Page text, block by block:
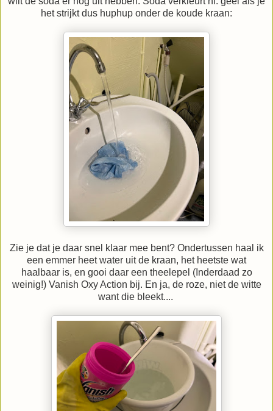
het strijkt dus huphup onder de koude kraan:
Zie je dat je daar snel klaar mee bent? Ondertussen haal ik
een emmer heet water uit de kraan, het heetste wat
haalbaar is, en gooi daar een theelepel (Inderdaad zo
weinig!) Vanish Oxy Action bij. En ja, de roze, niet de witte
want die bleekt....